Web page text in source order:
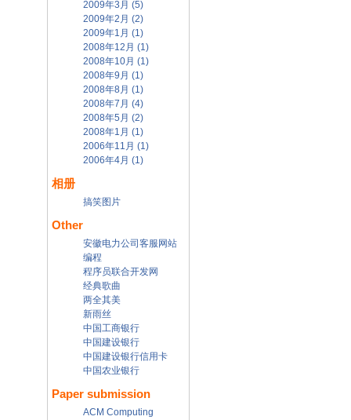
2009年3月 (5)
2009年2月 (2)
2009年1月 (1)
2008年12月 (1)
2008年10月 (1)
2008年9月 (1)
2008年8月 (1)
2008年7月 (4)
2008年5月 (2)
2008年1月 (1)
2006年11月 (1)
2006年4月 (1)
相册
搞笑图片
Other
安徽电力公司客服网站
编程
程序员联合开发网
经典歌曲
两全其美
新雨丝
中国工商银行
中国建设银行
中国建设银行信用卡
中国农业银行
Paper submission
ACM Computing